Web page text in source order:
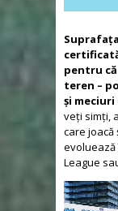
pentru
teren –
și
veți simți,
care
evoluează
League
Video
Player